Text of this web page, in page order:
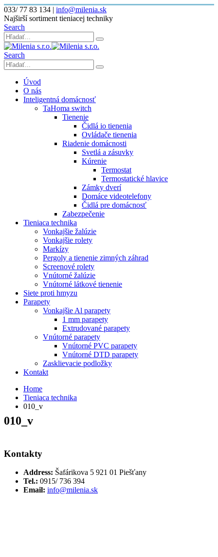
033/ 77 83 134 | info@milenia.sk
Najširší sortiment tieniacej techniky
Search
Search
Úvod
O nás
Inteligentná domácnosť
TaHoma switch
Tienenie
Čidlá io tienenia
Ovládače tienenia
Riadenie domácnosti
Svetlá a zásuvky
Kúrenie
Termostat
Termostatické hlavice
Zámky dverí
Domáce videotelefony
Čidlá pre domácnosť
Zabezpečenie
Tieniaca technika
Vonkajšie žalúzie
Vonkajšie rolety
Markízy
Pergoly a tienenie zimných záhrad
Screenové rolety
Vnútorné žalúzie
Vnútorné látkové tienenie
Siete proti hmyzu
Parapety
Vonkajšie Al parapety
1 mm parapety
Extrudované parapety
Vnútorné parapety
Vnútorné PVC parapety
Vnútorné DTD parapety
Zasklievacie podložky
Kontakt
Home
Tieniaca technika
010_v
010_v
Kontakty
Address: Šafárikova 5 921 01 Piešťany
Tel.: 0915/ 736 394
Email: info@milenia.sk